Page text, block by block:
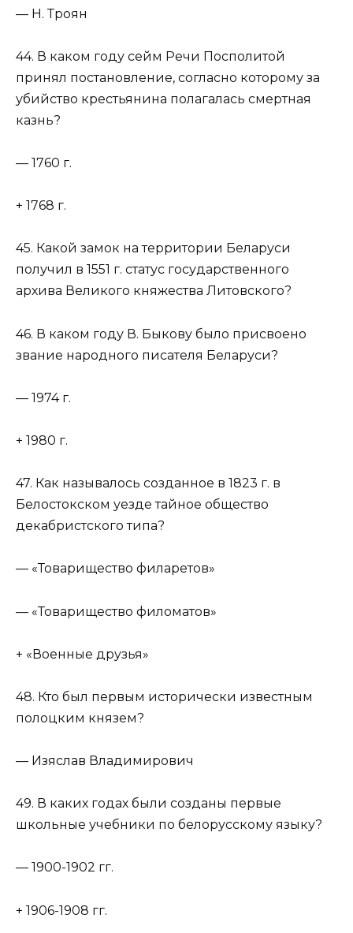
— Н. Троян
44. В каком году сейм Речи Посполитой
принял постановление, согласно которому за
убийство крестьянина полагалась смертная
казнь?
— 1760 г.
+ 1768 г.
45. Какой замок на территории Беларуси
получил в 1551 г. статус государственного
архива Великого княжества Литовского?
46. В каком году В. Быкову было присвоено
звание народного писателя Беларуси?
— 1974 г.
+ 1980 г.
47. Как называлось созданное в 1823 г. в
Белостокском уезде тайное общество
декабристского типа?
— «Товарищество филаретов»
— «Товарищество филоматов»
+ «Военные друзья»
48. Кто был первым исторически известным
полоцким князем?
— Изяслав Владимирович
49. В каких годах были созданы первые
школьные учебники по белорусскому языку?
— 1900-1902 гг.
+ 1906-1908 гг.